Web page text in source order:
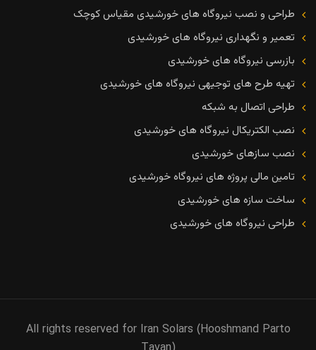
طراحی و نصب نیروگاه های خورشیدی مقیاس کوچک
تعمیر و نگهداری نیروگاه های خورشیدی
بازرسی نیروگاه های خورشیدی
تهیه طرح های توجیهی نیروگاه های خورشیدی
طراحی اتصال به شبکه
نصب الکتریکال نیروگاه های خورشیدی
نصب سازهای خورشیدی
تامین مالی پروژه های نیروگاه خورشیدی
ساخت سازه های خورشیدی
طراحی نیروگاه های خورشیدی
All rights reserved for Iran Solars (Hooshmand Parto